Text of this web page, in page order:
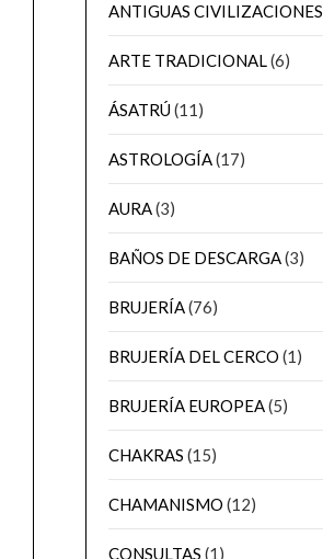
ANTIGUAS CIVILIZACIONES
ARTE TRADICIONAL(6)
ÁSATRÚ(11)
ASTROLOGÍA(17)
AURA(3)
BAÑOS DE DESCARGA(3)
BRUJERÍA(76)
BRUJERÍA DEL CERCO (1)
BRUJERÍA EUROPEA(5)
CHAKRAS (15)
CHAMANISMO (12)
CONSULTAS (1)